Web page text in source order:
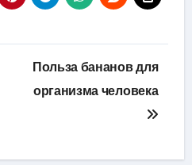
Польза бананов для
организма человека